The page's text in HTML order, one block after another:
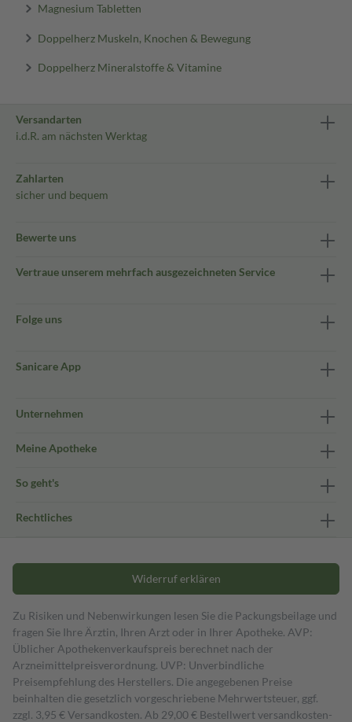
Magnesium Tabletten
Doppelherz Muskeln, Knochen & Bewegung
Doppelherz Mineralstoffe & Vitamine
Versandarten
i.d.R. am nächsten Werktag
Zahlarten
sicher und bequem
Bewerte uns
Vertraue unserem mehrfach ausgezeichneten Service
Folge uns
Sanicare App
Unternehmen
Meine Apotheke
So geht's
Rechtliches
Widerruf erklären
Zu Risiken und Nebenwirkungen lesen Sie die Packungsbeilage und
fragen Sie Ihre Ärztin, Ihren Arzt oder in Ihrer Apotheke. AVP:
Üblicher Apothekenverkaufspreis berechnet nach der
Arzneimittelpreisverordnung. UVP: Unverbindliche
Preisempfehlung des Herstellers. Die angegebenen Preise
beinhalten die gesetzlich vorgeschriebene Mehrwertsteuer, ggf.
zzgl. 3,95 € Versandkosten. Ab 29,00 € Bestell­wert versand­kosten­